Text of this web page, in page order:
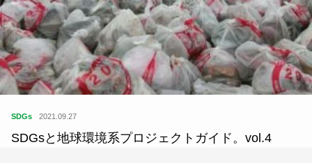
SDGs 2021.09.27
SDGsと地球環境系プロジェクトガイド。vol.4